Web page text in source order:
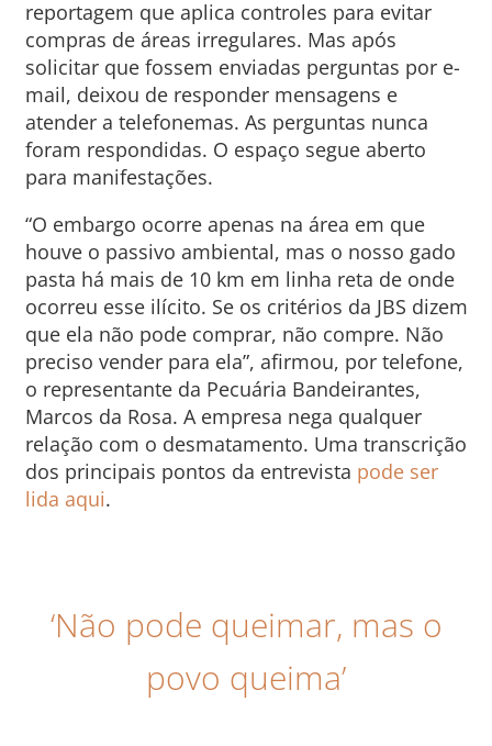
reportagem que aplica controles para evitar
compras de áreas irregulares. Mas após
solicitar que fossem enviadas perguntas por e-
mail, deixou de responder mensagens e
atender a telefonemas. As perguntas nunca
foram respondidas. O espaço segue aberto
para manifestações.
“O embargo ocorre apenas na área em que
houve o passivo ambiental, mas o nosso gado
pasta há mais de 10 km em linha reta de onde
ocorreu esse ilícito. Se os critérios da JBS dizem
que ela não pode comprar, não compre. Não
preciso vender para ela”, afirmou, por telefone,
o representante da Pecuária Bandeirantes,
Marcos da Rosa. A empresa nega qualquer
relação com o desmatamento. Uma transcrição
dos principais pontos da entrevista pode ser
lida aqui.
‘Não pode queimar, mas o
povo queima’